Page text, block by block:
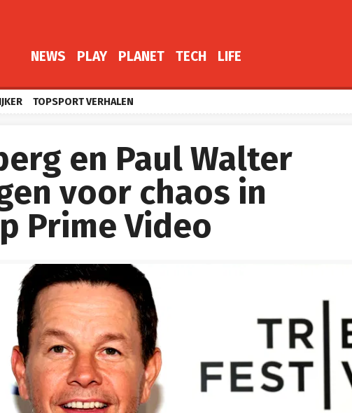
NEWS PLAY PLANET TECH LIFE
TOPSPORT VERHALEN
en Paul Walter
voor chaos in
Prime Video